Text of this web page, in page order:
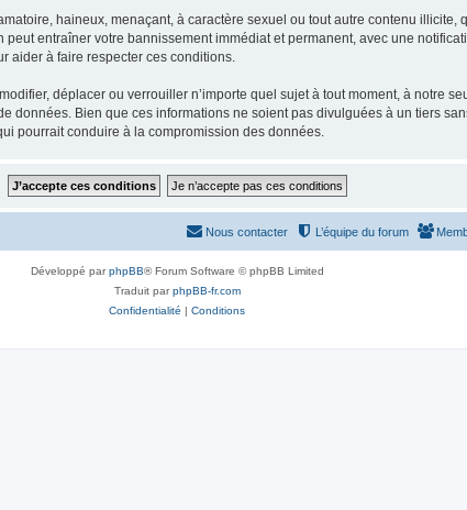
haineux, menaçant, à caractère sexuel ou tout autre contenu illicite,
entraîner votre bannissement immédiat et permanent, avec une
aider à faire respecter ces conditions.
déplacer ou verrouiller n’importe quel sujet à tout moment, à notre
données. Bien que ces informations ne soient pas divulguées à un tiers
pourrait conduire à la compromission des données.
L’équipe du forum
Nous contacter
Développé parphpBB® Forum Software © phpBB Limited
Traduit parphpBB-fr.com
Confidentialité | Conditions